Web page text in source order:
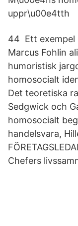
uppr\u00e4tth
44 Ett exempel
Marcus Fohlin
humoristisk
homosocialt
Det teoretiska
Sedgwick och
homosocialt
handelsvara,
Chefers